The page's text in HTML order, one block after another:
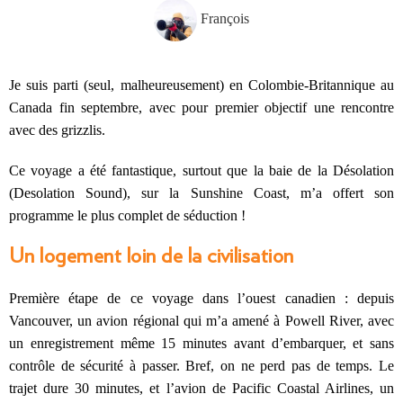
François
Je suis parti (seul, malheureusement) en Colombie-Britannique au
Canada fin septembre, avec pour premier objectif une rencontre
avec des grizzlis.
Ce voyage a été fantastique, surtout que la baie de la Désolation
(Desolation Sound), sur la Sunshine Coast, m’a offert son
programme le plus complet de séduction !
Un logement loin de la civilisation
Première étape de ce voyage dans l’ouest canadien : depuis
Vancouver, un avion régional qui m’a amené à Powell River, avec
un enregistrement même 15 minutes avant d’embarquer, et sans
contrôle de sécurité à passer. Bref, on ne perd pas de temps. Le
trajet dure 30 minutes, et l’avion de Pacific Coastal Airlines, un